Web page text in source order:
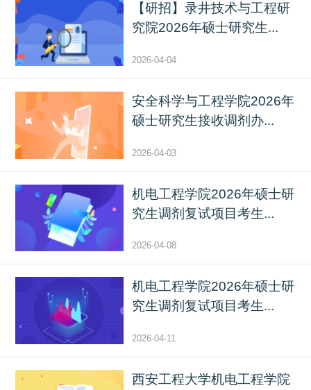
【研招】录井技术与工程研
究院2026年硕士研究生...
2026-04-04
安全科学与工程学院2026年
硕士研究生接收调剂办...
2026-04-03
机电工程学院2026年硕士研
究生调剂复试项目考生...
2026-04-08
机电工程学院2026年硕士研
究生调剂复试项目考生...
2026-04-11
西安工程大学机电工程学院